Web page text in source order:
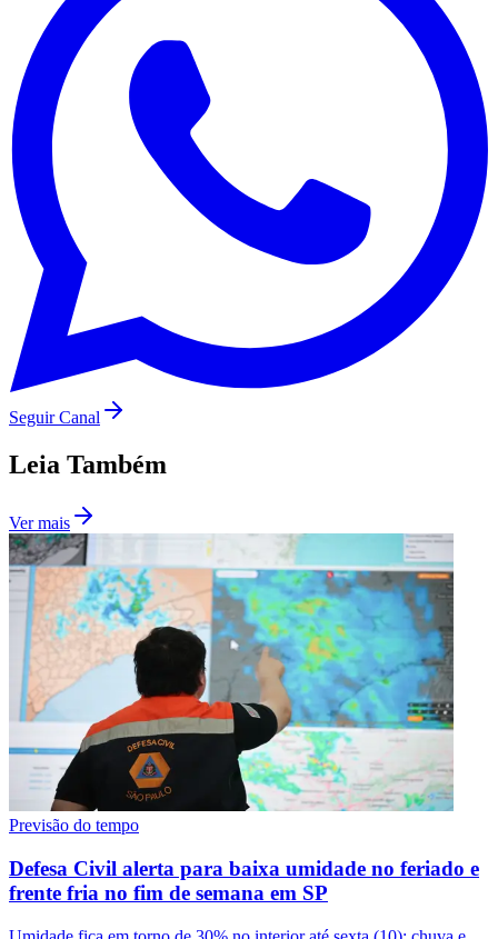
São Paulo
Seguir Canal
Leia Também
Ver mais
Previsão do tempo
Defesa Civil alerta para baixa umidade no feriado e
frente fria no fim de semana em SP